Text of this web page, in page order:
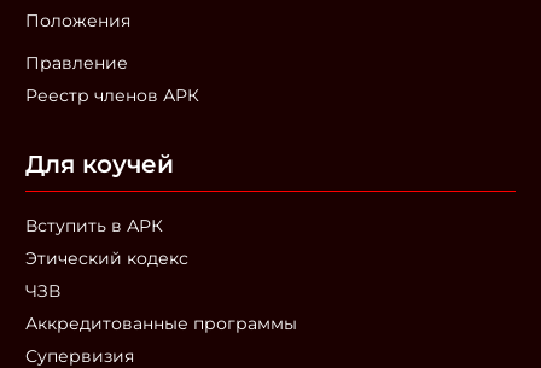
Положения
Правление
Реестр членов АРК
Для коучей
Вступить в АРК
Этический кодекс
ЧЗВ
Аккредитованные программы
Супервизия